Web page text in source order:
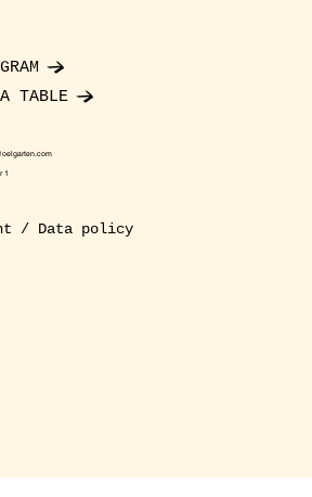
TABLE
1
/ Data policy